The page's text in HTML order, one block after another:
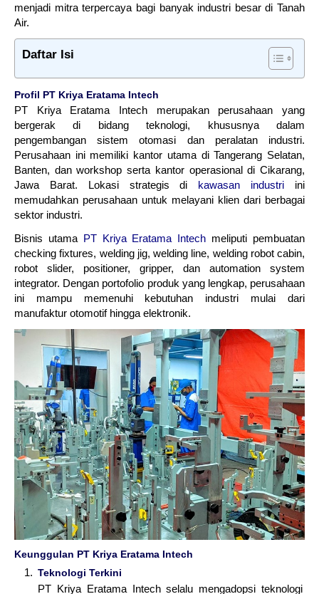
menjadi mitra terpercaya bagi banyak industri besar di Tanah
Air.
Daftar Isi
Profil PT Kriya Eratama Intech
PT Kriya Eratama Intech merupakan perusahaan yang
bergerak di bidang teknologi, khususnya dalam
pengembangan sistem otomasi dan peralatan industri.
Perusahaan ini memiliki kantor utama di Tangerang Selatan,
Banten, dan workshop serta kantor operasional di Cikarang,
Jawa Barat. Lokasi strategis di kawasan industri ini
memudahkan perusahaan untuk melayani klien dari berbagai
sektor industri.
Bisnis utama PT Kriya Eratama Intech meliputi pembuatan
checking fixtures, welding jig, welding line, welding robot cabin,
robot slider, positioner, gripper, dan automation system
integrator. Dengan portofolio produk yang lengkap, perusahaan
ini mampu memenuhi kebutuhan industri mulai dari
manufaktur otomotif hingga elektronik.
Keunggulan PT Kriya Eratama Intech
Teknologi Terkini
PT Kriya Eratama Intech selalu mengadopsi teknologi